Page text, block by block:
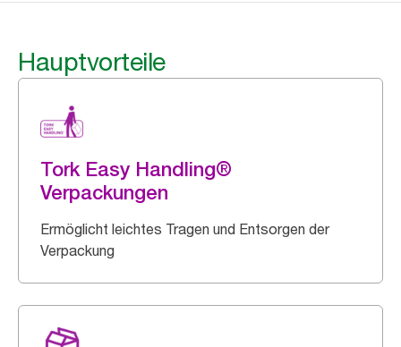
Hauptvorteile
Tork Easy Handling®
Verpackungen
Ermöglicht leichtes Tragen und Entsorgen der
Verpackung